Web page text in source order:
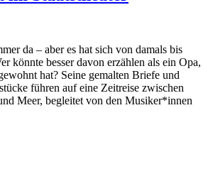
da – aber es hat sich von damals bis
könnte besser davon erzählen als ein Opa,
hat? Seine gemalten Briefe und
führen auf eine Zeitreise zwischen
Meer, begleitet von den Musiker*innen